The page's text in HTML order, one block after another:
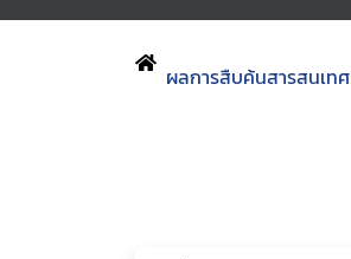
ผลการสืบค้นสารสนเทศ